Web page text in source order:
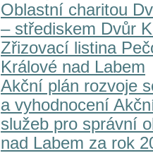
Oblastní charitou
– střediskem Dvůr
Zřizovací listina
Králové nad Labem
Akční plán rozvoje
a vyhodnocení
služeb pro správní
nad Labem za rok